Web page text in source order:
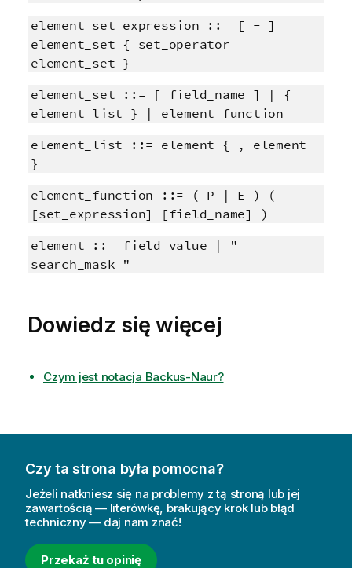
element_set_expression ::= [ - ]
element_set { set_operator
element_set }
element_set ::= [ field_name ] | {
element_list } | element_function
element_list ::= element { , element
}
element_function ::= ( P | E ) (
[set_expression] [field_name] )
element ::= field_value | "
search_mask "
Dowiedz się więcej
Czym jest notacja Backus-Naur?
Czy ta strona była pomocna?
Jeżeli natkniesz się na problemy z tą stroną lub jej
zawartością — literówkę, brakujący krok lub błąd
techniczny — daj nam znać!
Przekaż tu opinię